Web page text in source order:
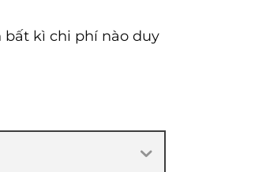
kì chi phí nào duy